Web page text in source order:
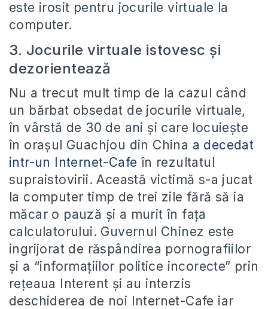
este irosit pentru jocurile virtuale la
computer.
3. Jocurile virtuale istovesc şi
dezorientează
Nu a trecut mult timp de la cazul când
un bărbat obsedat de jocurile virtuale,
în vârstă de 30 de ani şi care locuieşte
în oraşul Guachjou din China a decedat
intr-un Internet-Cafe în rezultatul
supraistovirii. Această victimă s-a jucat
la computer timp de trei zile fără să ia
măcar o pauză şi a murit în faţa
calculatorului. Guvernul Chinez este
ingrijorat de răspândirea pornografiilor
şi a “informaţiilor politice incorecte” prin
reţeaua Interent şi au interzis
deschiderea de noi Internet-Cafe iar